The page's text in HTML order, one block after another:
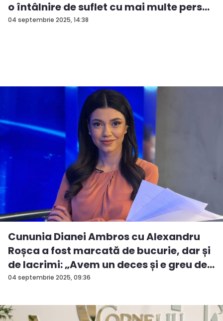
04 septembrie 2025, 14:38
o întâlnire de suflet cu mai multe pers...
04 septembrie 2025, 09:36
Cununia Dianei Ambros cu Alexandru
Roșca a fost marcată de bucurie, dar și
de lacrimi: „Avem un deces și e greu de...